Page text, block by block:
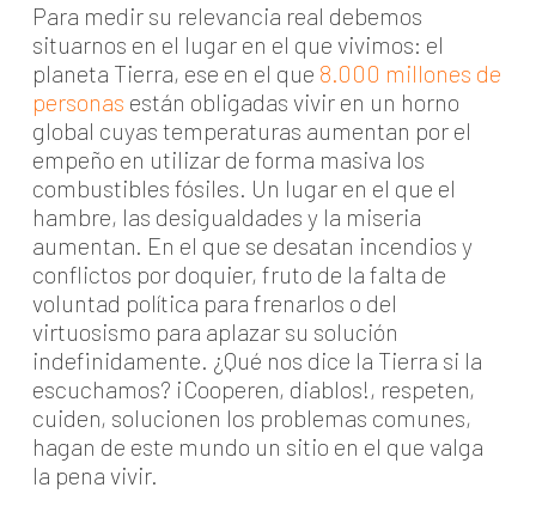
Para medir su relevancia real debemos
situarnos en el lugar en el que vivimos: el
planeta Tierra, ese en el que 8.000 millones de
personas están obligadas vivir en un horno
global cuyas temperaturas aumentan por el
empeño en utilizar de forma masiva los
combustibles fósiles. Un lugar en el que el
hambre, las desigualdades y la miseria
aumentan. En el que se desatan incendios y
conflictos por doquier, fruto de la falta de
voluntad política para frenarlos o del
virtuosismo para aplazar su solución
indefinidamente. ¿Qué nos dice la Tierra si la
escuchamos? ¡Cooperen, diablos!, respeten,
cuiden, solucionen los problemas comunes,
hagan de este mundo un sitio en el que valga
la pena vivir.